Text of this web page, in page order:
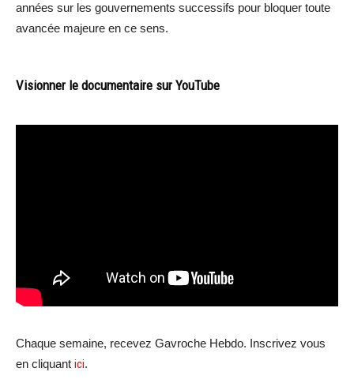
années sur les gouvernements successifs pour bloquer toute
avancée majeure en ce sens.
Visionner le documentaire sur YouTube
Chaque semaine, recevez Gavroche Hebdo. Inscrivez vous
en cliquant ici.